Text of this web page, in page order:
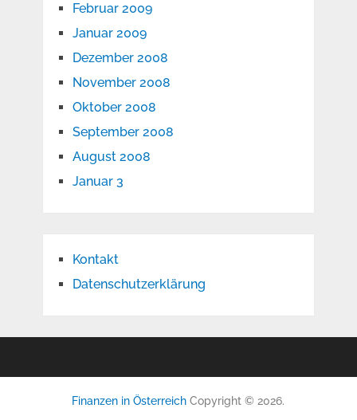
Februar 2009
Januar 2009
Dezember 2008
November 2008
Oktober 2008
September 2008
August 2008
Januar 3
Kontakt
Datenschutzerklärung
Finanzen in Österreich Copyright © 2026.